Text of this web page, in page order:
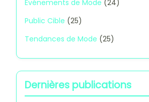
Événements de Mode (24)
Public Cible (25)
Tendances de Mode (25)
Dernières publications